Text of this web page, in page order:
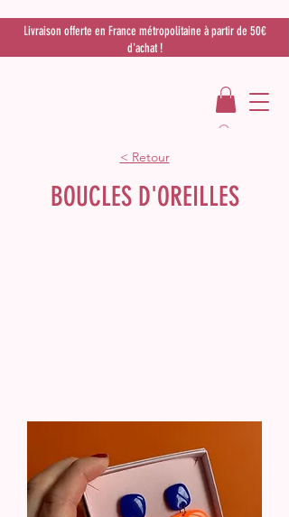
Livraison offerte en France métropolitaine à partir de 50€
d'achat !
< Retour
BOUCLES D'OREILLES